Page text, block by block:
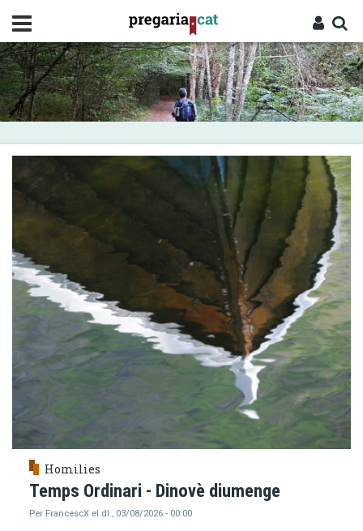
contingut
Entra
Cercador
Homilies
Temps Ordinari - Dinovè diumenge
Per FrancescX el dl., 03/08/2026 - 00:00